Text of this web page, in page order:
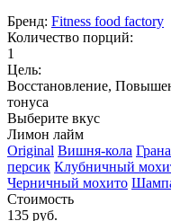
Бренд: Fitness food factory
Количество порций:
1
Цель:
Восстановление,
тонуса
Выберите вкус
Лимон лайм
Original Вишня-кола
персик Клубничный
Черничный мохито
Стоимость
135 руб.